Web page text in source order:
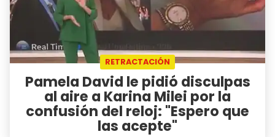
RETRACTACIÓN
Pamela David le pidió disculpas
al aire a Karina Milei por la
confusión del reloj: "Espero que
las acepte"